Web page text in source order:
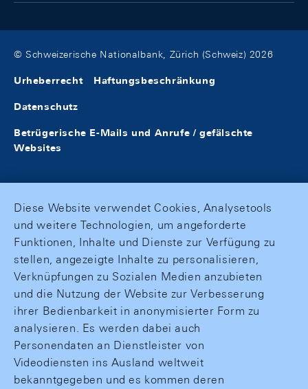
© Schweizerische Nationalbank, Zürich (Schweiz) 2026
Urheberrecht Haftungsbeschränkung
Datenschutz
Betrügerische E-Mails und Anrufe / gefälschte
Websites
Diese Website verwendet Cookies, Analysetools
und weitere Technologien, um angeforderte
Funktionen, Inhalte und Dienste zur Verfügung zu
stellen, angezeigte Inhalte zu personalisieren,
Verknüpfungen zu Sozialen Medien anzubieten
und die Nutzung der Website zur Verbesserung
ihrer Bedienbarkeit in anonymisierter Form zu
analysieren. Es werden dabei auch
Personendaten an Dienstleister von
Videodiensten ins Ausland weltweit
bekanntgegeben und es kommen deren